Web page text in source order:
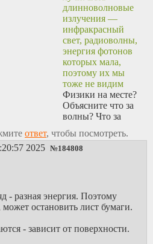
длинноволновые
излучения —
инфракрасный
свет, радиоволны,
энергия фотонов
которых мала,
поэтому их мы
тоже не видим
Физики на месте?
Объясните что за
волны? Что за
БЛЯДЬ СОСТОИТ
СВЕТ? ИЗ
ВОЛНЫ? Жиды
вконец уже
запизделись мне
кажется.
ответ, чтобы посмотреть.
2025 №184808
- разная энергия. Поэтому
остановить лист бумаги.
- зависит от поверхности.